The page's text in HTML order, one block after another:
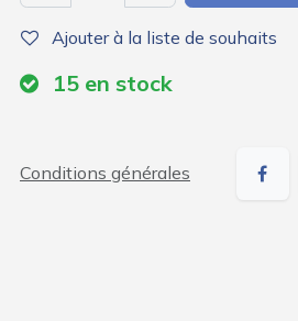
Ajouter à la liste de souhaits
15 en stock
Conditions générales